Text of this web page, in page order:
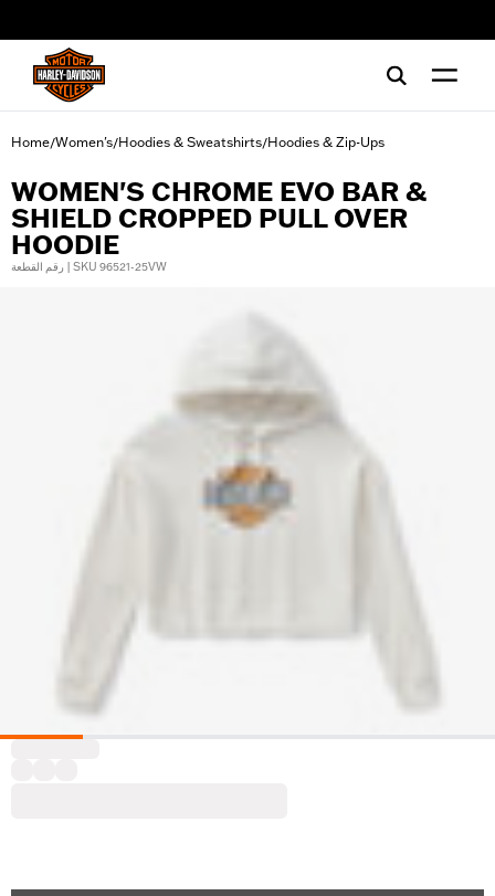
Home/Women's/Hoodies & Sweatshirts/Hoodies & Zip-Ups
WOMEN'S CHROME EVO BAR &
SHIELD CROPPED PULL OVER
HOODIE
رقم القطعة | SKU 96521-25VW